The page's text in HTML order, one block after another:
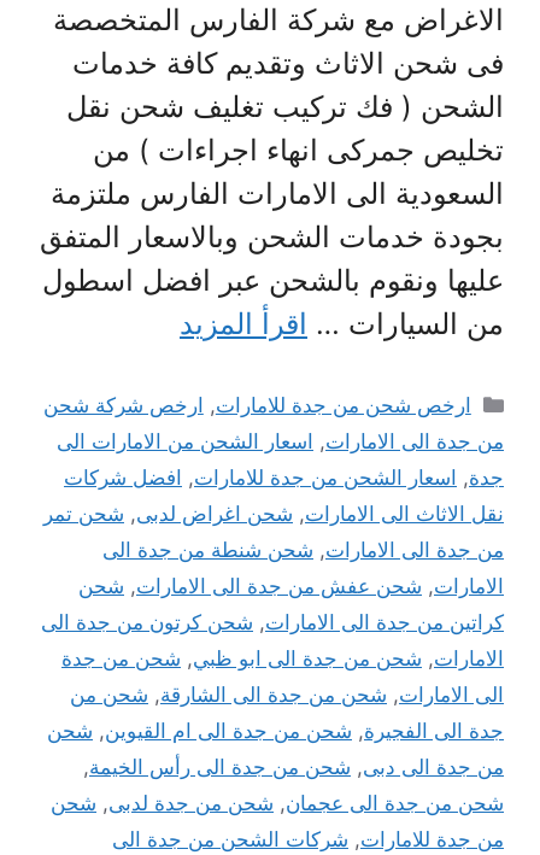
الاغراض مع شركة الفارس المتخصصة
فى شحن الاثاث وتقديم كافة خدمات
الشحن ( فك تركيب تغليف شحن نقل
تخليص جمركى انهاء اجراءات ) من
السعودية الى الامارات الفارس ملتزمة
بجودة خدمات الشحن وبالاسعار المتفق
عليها ونقوم بالشحن عبر افضل اسطول
من السيارات … اقرأ المزيد
التصنيفات
ارخص شحن من جدة للامارات, ارخص شركة شحن
من جدة الى الامارات, اسعار الشحن من الامارات الى
جدة, اسعار الشحن من جدة للامارات, افضل شركات
نقل الاثاث الى الامارات, شحن اغراض لدبى, شحن تمر
من جدة الى الامارات, شحن شنطة من جدة الى
الامارات, شحن عفش من جدة الى الامارات, شحن
كراتين من جدة الى الامارات, شحن كرتون من جدة الى
الامارات, شحن من جدة الى ابو ظبي, شحن من جدة
الى الامارات, شحن من جدة الى الشارقة, شحن من
جدة الى الفجيرة, شحن من جدة الى ام القيوين, شحن
من جدة الى دبى, شحن من جدة الى رأس الخيمة,
شحن من جدة الى عجمان, شحن من جدة لدبى, شحن
من جدة للامارات, شركات الشحن من جدة الى